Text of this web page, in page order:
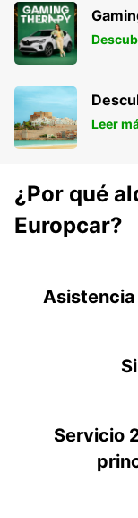
Leer
¿Por qué
Europcar?
Servicio